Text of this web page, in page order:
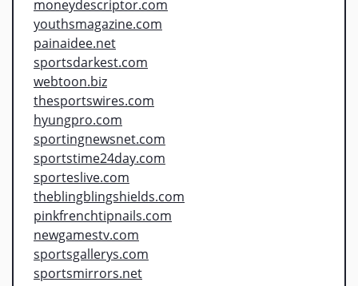
moneydescriptor.com
youthsmagazine.com
painaidee.net
sportsdarkest.com
webtoon.biz
thesportswires.com
hyungpro.com
sportingnewsnet.com
sportstime24day.com
sporteslive.com
theblingblingshields.com
pinkfrenchtipnails.com
newgamestv.com
sportsgallerys.com
sportsmirrors.net